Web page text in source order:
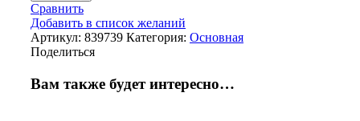
Сравнить
Добавить в список желаний
Артикул: 839739 Категория: Основная
Поделиться
Вам также будет интересно…